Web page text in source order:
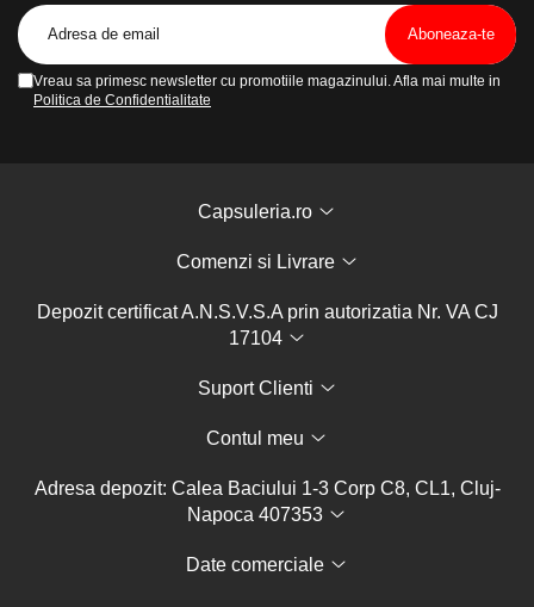
Vreau sa primesc newsletter cu promotiile magazinului. Afla mai multe in
Politica de Confidentialitate
Capsuleria.ro
Comenzi si Livrare
Depozit certificat A.N.S.V.S.A prin autorizatia Nr. VA CJ
17104
Suport Clienti
Contul meu
Adresa depozit: Calea Baciului 1-3 Corp C8, CL1, Cluj-
Napoca 407353
Date comerciale